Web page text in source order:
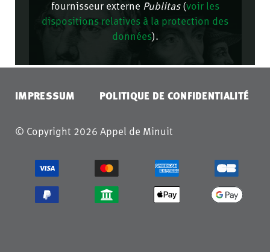
fournisseur externe Publitas(voir les
dispositions relatives à la protection des
données).
IMPRESSUM
POLITIQUE DE CONFIDENTIALITÉ
© Copyright 2026 Appel de Minuit